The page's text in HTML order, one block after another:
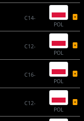
C14-
POL
C12-
POL
C16-
POL
C12-
POL